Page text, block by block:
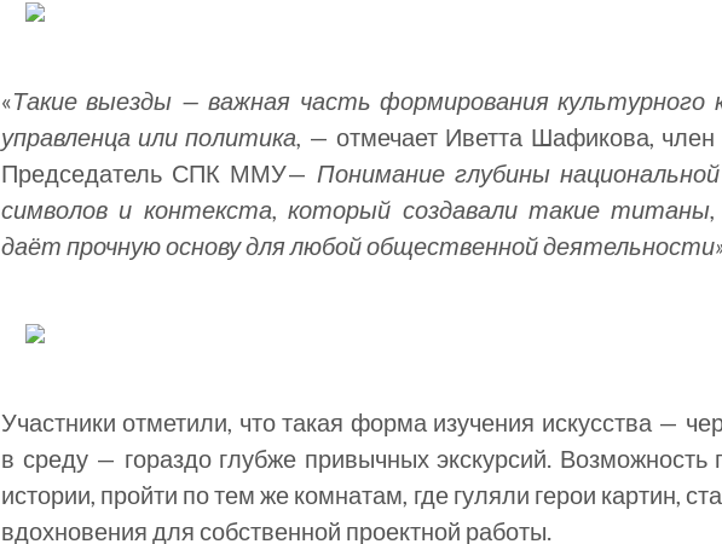
«Такие выезды — важная часть формирования культурного
управленца или политика, — отмечает Иветта Шафикова,
Председатель СПК ММУ— Понимание глубины
символов и контекста, который создавали такие титаны,
даёт прочную основу для любой общественной
Участники отметили, что такая форма изучения искусства —
в среду — гораздо глубже привычных экскурсий. Возможность
истории, пройти по тем же комнатам, где гуляли герои картин,
вдохновения для собственной проектной работы.